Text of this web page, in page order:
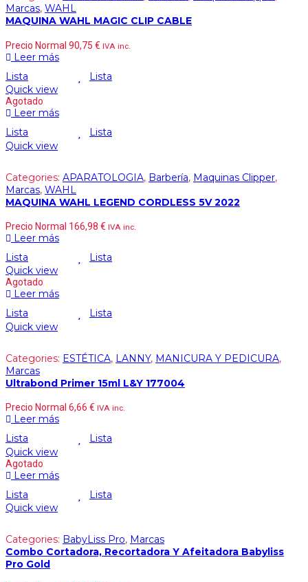
Marcas, WAHL
MAQUINA WAHL MAGIC CLIP CABLE
Precio Normal 90,75 € IVA inc.
Leer más
Lista
Lista
Quick view
Agotado
Leer más
Lista
Lista
Quick view
Categories: APARATOLOGIA, Barbería, Maquinas Clipper,
Marcas, WAHL
MAQUINA WAHL LEGEND CORDLESS 5V 2022
Precio Normal 166,98 € IVA inc.
Leer más
Lista
Lista
Quick view
Agotado
Leer más
Lista
Lista
Quick view
Categories: ESTÉTICA, LANNY, MANICURA Y PEDICURA,
Marcas
Ultrabond Primer 15ml L&Y 177004
Precio Normal 6,66 € IVA inc.
Leer más
Lista
Lista
Quick view
Agotado
Leer más
Lista
Lista
Quick view
Categories: BabyLiss Pro, Marcas
Combo Cortadora, Recortadora Y Afeitadora Babyliss
Pro Gold